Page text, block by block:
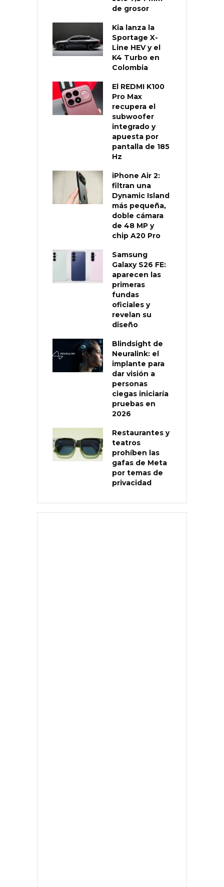
de grosor
Kia lanza la
Sportage X-
Line HEV y el
K4 Turbo en
Colombia
El REDMI K100
Pro Max
recupera el
subwoofer
integrado y
apuesta por
pantalla de 185
Hz
iPhone Air 2:
filtran una
Dynamic Island
más pequeña,
doble cámara
de 48 MP y
chip A20 Pro
Samsung
Galaxy S26 FE:
aparecen las
primeras
fundas
oficiales y
revelan su
diseño
Blindsight de
Neuralink: el
implante para
dar visión a
personas
ciegas iniciaría
pruebas en
2026
Restaurantes y
teatros
prohíben las
gafas de Meta
por temas de
privacidad